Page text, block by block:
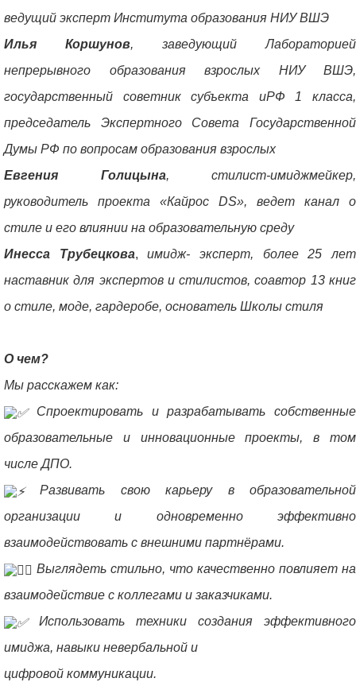
ведущий эксперт Института образования НИУ ВШЭ
Илья Коршунов, заведующий Лабораторией
непрерывного образования взрослых НИУ ВШЭ,
государственный советник субъекта иРФ 1 класса,
председатель Экспертного Совета Государственной
Думы РФ по вопросам образования взрослых
Евгения Голицына, стилист-имиджмейкер,
руководитель проекта «Кайрос DS», ведет канал о
стиле и его влиянии на образовательную среду
Инесса Трубецкова,имидж- эксперт, более 25 лет
наставник для экспертов и стилистов, соавтор 13 книг
о стиле, моде, гардеробе, основатель Школы стиля
О чем?
Мы расскажем как:
Спроектировать и разрабатывать собственные
образовательные и инновационные проекты, в том
числе ДПО.
Развивать свою карьеру в образовательной
организации и одновременно эффективно
взаимодействовать с внешними партнёрами.
Выглядеть стильно, что качественно повлияет на
взаимодействие с коллегами и заказчиками.
Использовать техники создания эффективного
имиджа, навыки невербальной и
цифровой коммуникации.